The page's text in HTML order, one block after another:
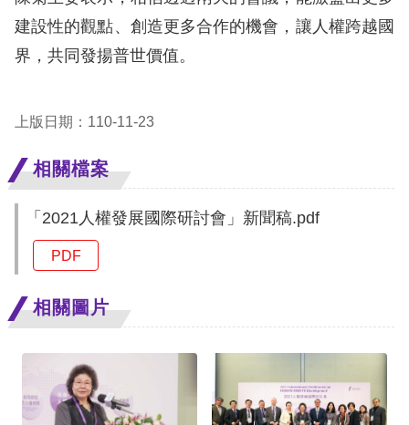
保
護
府
料
開
放
告
建設性的觀點、創造更多合作的機會，讓人權跨越國
界，共同發揚普世價值。
上版日期：110-11-23
相關檔案
「2021人權發展國際研討會」新聞稿.pdf
PDF
相關圖片